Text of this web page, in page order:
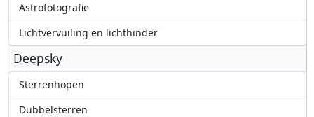
Astrofotografie
Lichtvervuiling en lichthinder
Deepsky
Sterrenhopen
Dubbelsterren